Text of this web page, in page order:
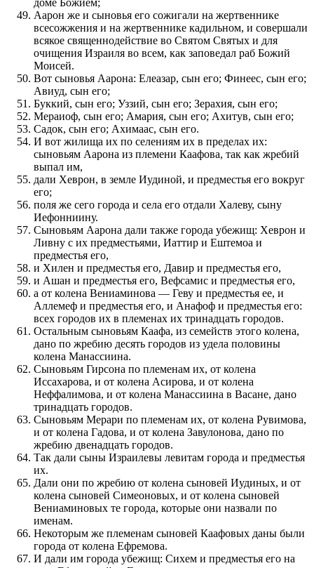
Аарон же и сыновья его сожигали на жертвеннике
всесожжения и на жертвеннике кадильном, и совершали
всякое священнодействие во Святом Святых и для
очищения Израиля во всем, как заповедал раб Божий
Моисей.
Вот сыновья Аарона: Елеазар, сын его; Финеес, сын его;
Авиуд, сын его;
Буккий, сын его; Уззий, сын его; Зерахия, сын его;
Мераиоф, сын его; Амария, сын его; Ахитув, сын его;
Садок, сын его; Ахимаас, сын его.
И вот жилища их по селениям их в пределах их:
сыновьям Аарона из племени Каафова, так как жребий
выпал им,
дали Хеврон, в земле Иудиной, и предместья его вокруг
его;
поля же сего города и села его отдали Халеву, сыну
Иефонниину.
Сыновьям Аарона дали также города убежищ: Хеврон и
Ливну с их предместьями, Иаттир и Ештемоа и
предместья его,
и Хилен и предместья его, Давир и предместья его,
и Ашан и предместья его, Вефсамис и предместья его,
а от колена Вениаминова — Геву и предместья ее, и
Аллемеф и предместья его, и Анафоф и предместья его:
всех городов их в племенах их тринадцать городов.
Остальным сыновьям Каафа, из семейств этого колена,
дано по жребию десять городов из удела половины
колена Манассиина.
Сыновьям Гирсона по племенам их, от колена
Иссахарова, и от колена Асирова, и от колена
Неффалимова, и от колена Манассиина в Васане, дано
тринадцать городов.
Сыновьям Мерари по племенам их, от колена Рувимова,
и от колена Гадова, и от колена Завулонова, дано по
жребию двенадцать городов.
Так дали сыны Израилевы левитам города и предместья
их.
Дали они по жребию от колена сыновей Иудиных, и от
колена сыновей Симеоновых, и от колена сыновей
Вениаминовых те города, которые они назвали по
именам.
Некоторым же племенам сыновей Каафовых даны были
города от колена Ефремова.
И дали им города убежищ: Сихем и предместья его на